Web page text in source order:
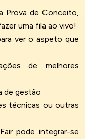
Prova de Conceito,
uma fila ao vivo!
ver o aspeto que
de melhores
de gestão
técnicas ou outras
pode integrar-se